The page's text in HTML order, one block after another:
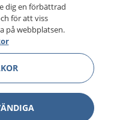
dig en förbättrad
för att viss
på webbplatsen.